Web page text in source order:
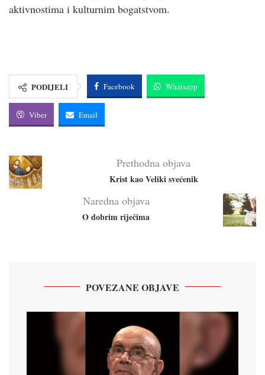
aktivnostima i kulturnim bogatstvom.
PODIJELI Facebook Whatsapp
Viber Email
Prethodna objava
Krist kao Veliki svećenik
Naredna objava
O dobrim riječima
POVEZANE OBJAVE